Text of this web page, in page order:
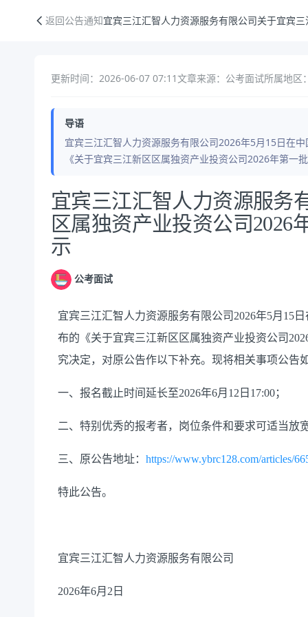
返回公告通知宜宾三江汇智人力资源服务有限公司关于宜宾
更新时间：2026-06-07 07:11文章来源：公考面试所属地区
导语
宜宾三江汇智人力资源服务有限公司2026年5月15日
《关于宜宾三江新区区属独资产业投资公司2026年第一
公告正文
宜宾三江汇智人力资源服务
区属独资产业投资公司2026
示
公考面试
宜宾三江汇智人力资源服务有限公司2026年5月15
布的《关于宜宾三江新区区属独资产业投资公司
究决定，对原公告作以下补充。现将相关事项公告
一、报名截止时间延长至2026年6月12日17:00；
二、特别优秀的报考者，岗位条件和要求可适当放
三、原公告地址： https://www.ybrc128.com/articles/
特此公告。
宜宾三江汇智人力资源服务有限公司
2026年6月2日